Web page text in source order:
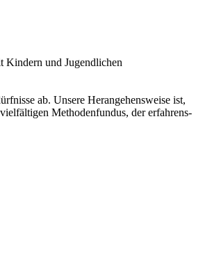
Kindern und Jugendlichen
ab. Unsere Herangehensweise ist,
Methodenfundus, der erfahrens-